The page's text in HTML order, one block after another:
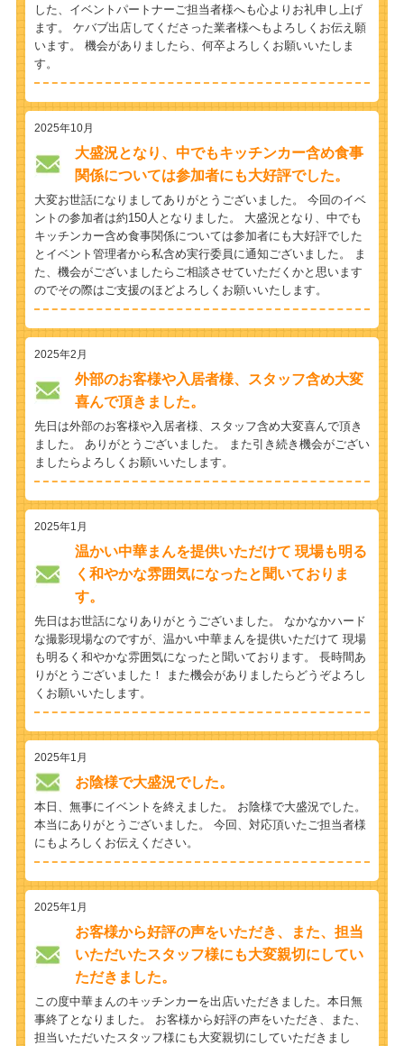
した、イベントパートナーご担当者様へも心よりお礼申し上げ
ます。 ケバブ出店してくださった業者様へもよろしくお伝え願
います。 機会がありましたら、何卒よろしくお願いいたしま
す。
2025年10月
大盛況となり、中でもキッチンカー含め食事
関係については参加者にも大好評でした。
大変お世話になりましてありがとうございました。 今回のイベ
ントの参加者は約150人となりました。 大盛況となり、中でも
キッチンカー含め食事関係については参加者にも大好評でした
とイベント管理者から私含め実行委員に通知ございました。 ま
た、機会がございましたらご相談させていただくかと思います
のでその際はご支援のほどよろしくお願いいたします。
2025年2月
外部のお客様や入居者様、スタッフ含め大変
喜んで頂きました。
先日は外部のお客様や入居者様、スタッフ含め大変喜んで頂き
ました。 ありがとうございました。 また引き続き機会がござい
ましたらよろしくお願いいたします。
2025年1月
温かい中華まんを提供いただけて 現場も明る
く和やかな雰囲気になったと聞いておりま
す。
先日はお世話になりありがとうございました。 なかなかハード
な撮影現場なのですが、温かい中華まんを提供いただけて 現場
も明るく和やかな雰囲気になったと聞いております。 長時間あ
りがとうございました！ また機会がありましたらどうぞよろし
くお願いいたします。
2025年1月
お陰様で大盛況でした。
本日、無事にイベントを終えました。 お陰様で大盛況でした。
本当にありがとうございました。 今回、対応頂いたご担当者様
にもよろしくお伝えください。
2025年1月
お客様から好評の声をいただき、また、担当
いただいたスタッフ様にも大変親切にしてい
ただきました。
この度中華まんのキッチンカーを出店いただきました。本日無
事終了となりました。 お客様から好評の声をいただき、また、
担当いただいたスタッフ様にも大変親切にしていただきまし